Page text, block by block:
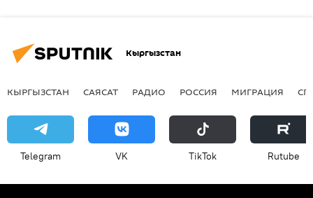
Кыргызстан
КЫРГЫЗСТАН САЯСАТ РАДИО РОССИЯ МИГРАЦИЯ
Telegram VK ТikТоk Rutube